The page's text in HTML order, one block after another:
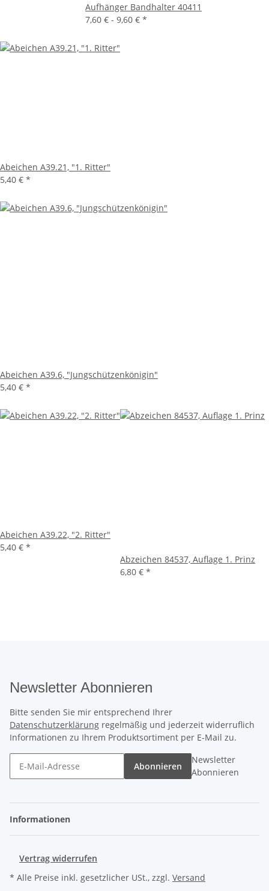
Aufhänger Bandhalter 40411
7,60 € - 9,60 € *
Abeichen A39.21, "1. Ritter"
5,40 € *
Abeichen A39.6, "Jungschützenkönigin"
5,40 € *
Abeichen A39.22, "2. Ritter"
5,40 € *
Abzeichen 84537, Auflage 1. Prinz
6,80 € *
Newsletter Abonnieren
Bitte senden Sie mir entsprechend Ihrer
Datenschutzerklärung regelmäßig und jederzeit widerruflich
Informationen zu Ihrem Produktsortiment per E-Mail zu.
Abonnieren
Newsletter
Abonnieren
Informationen
Vertrag widerrufen
* Alle Preise inkl. gesetzlicher USt., zzgl. Versand